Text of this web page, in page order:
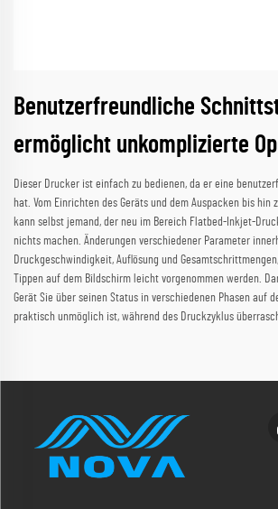
Benutzerfreundliche
ermöglicht unkomplizierte
Dieser Drucker ist einfach zu bedienen, da er eine
hat. Vom Einrichten des Geräts und dem Auspacken bis hin
kann selbst jemand, der neu im Bereich Flatbed-Inkjet-
nichts machen. Änderungen verschiedener Parameter
Druckgeschwindigkeit, Auflösung und
Tippen auf dem Bildschirm leicht vorgenommen werden.
Gerät Sie über seinen Status in verschiedenen Phasen auf
praktisch unmöglich ist, während des Druckzyklus